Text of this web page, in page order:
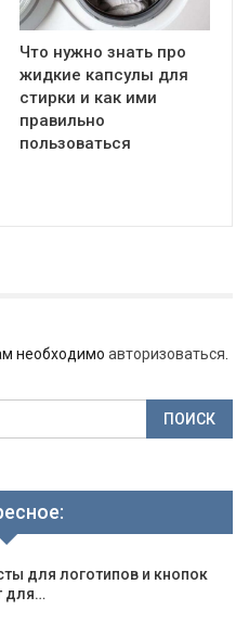
Что нужно знать про
жидкие капсулы для
стирки и как ими
правильно
пользоваться
необходимо авторизоваться.
для логотипов и кнопок
для…